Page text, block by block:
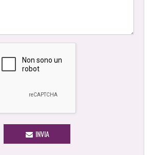
INVIA